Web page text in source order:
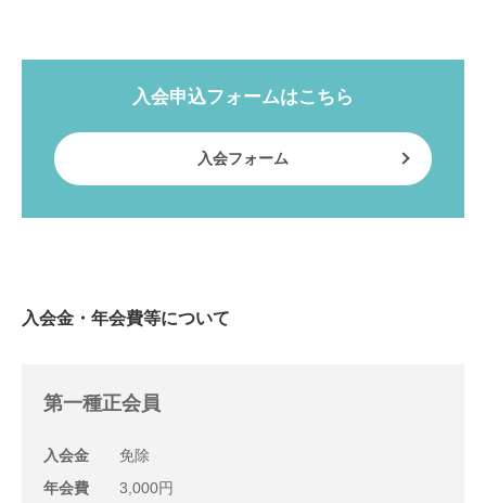
入会申込フォームはこちら
入会フォーム
入会金・年会費等について
第一種正会員
入会金
免除
年会費
3,000円